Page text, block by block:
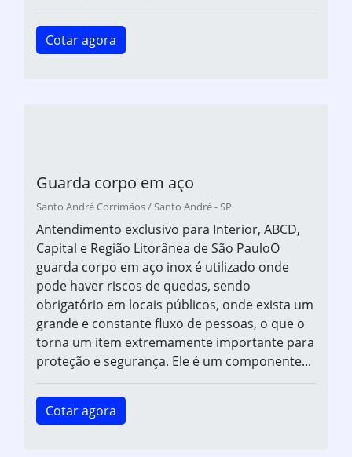
Cotar agora
Guarda corpo em aço
Santo André Corrimãos / Santo André - SP
Antendimento exclusivo para Interior, ABCD,
Capital e Região Litorânea de São PauloO
guarda corpo em aço inox é utilizado onde
pode haver riscos de quedas, sendo
obrigatório em locais públicos, onde exista um
grande e constante fluxo de pessoas, o que o
torna um item extremamente importante para
proteção e segurança. Ele é um componente...
Cotar agora